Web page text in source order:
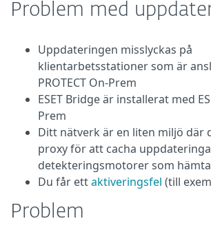
Problem med
Uppdateringen misslyckas på
klientarbetsstationer som är
PROTECT On-Prem
ESET Bridge är installerat med
Prem
Ditt nätverk är en liten miljö där
proxy för att cacha
detekteringsmotorer som
Du får ettaktiveringsfel (till
Problem